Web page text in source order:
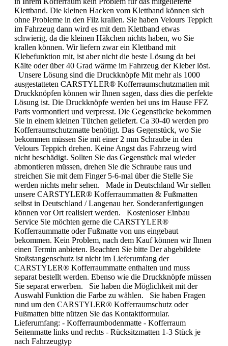
Klettband. Die kleinen Hacken vom Klettband können sich
ohne Probleme in den Filz krallen. Sie haben Velours Teppich
im Fahrzeug dann wird es mit dem Klettband etwas
schwierig, da die kleinen Häkchen nichts haben, wo Sie
krallen können. Wir liefern zwar ein Klettband mit
Klebefunktion mit, ist aber nicht die beste Lösung da bei
Kälte oder über 40 Grad wärme im Fahrzeug der Kleber löst.
Unsere Lösung sind die Druckknöpfe Mit mehr als 1000
ausgestatteten CARSTYLER® Kofferraumschutzmatten mit
Druckknöpfen können wir Ihnen sagen, dass dies die perfekte
Lösung ist. Die Druckknöpfe werden bei uns im Hause FFZ
Parts vormontiert und verpresst. Die Gegenstücke bekommen
Sie in einem kleinen Tütchen geliefert. Ca 30-40 werden pro
Kofferraumschutzmatte benötigt. Das Gegenstück, wo Sie
bekommen müssen Sie mit einer 2 mm Schraube in den
Velours Teppich drehen. Keine Angst das Fahrzeug wird
nicht beschädigt. Sollten Sie das Gegenstück mal wieder
abmontieren müssen, drehen Sie die Schraube raus und
streichen Sie mit dem Finger 5-6-mal über die Stelle Sie
werden nichts mehr sehen. Made in Deutschland Wir stellen
unsere CARSTYLER® Kofferraummatten & Fußmatten
selbst in Deutschland / Langenau her. Sonderanfertigungen
können vor Ort realisiert werden. Kostenloser Einbau
Service Sie möchten gerne die CARSTYLER®
Kofferraummatte oder Fußmatte von uns eingebaut
bekommen. Kein Problem, nach dem Kauf können wir Ihnen
einen Termin anbieten. Beachten Sie bitte Der abgebildete
Stoßstangenschutz ist nicht im Lieferumfang der
CARSTYLER® Kofferraummatte enthalten und muss
separat bestellt werden. Ebenso wie die Druckknöpfe müssen
Sie separat erwerben. Sie haben die Möglichkeit mit der
Auswahl Funktion die Farbe zu wählen. Sie haben Fragen
rund um den CARSTYLER® Kofferraumschutz oder
Fußmatten bitte nützen Sie das Kontaktformular.
Lieferumfang: - Kofferraumbodenmatte - Kofferraum
Seitenmatte links und rechts - Rücksitzmatten 1-3 Stück je
nach Fahrzeugtyp